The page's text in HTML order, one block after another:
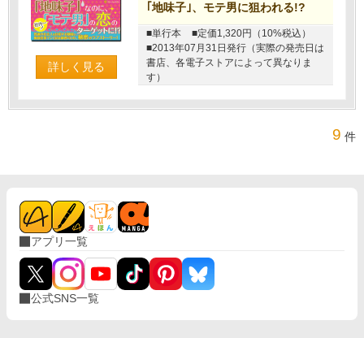
詳しく見る
｢地味子｣、モテ男に狙われる!?
■単行本
■定価1,320円（10%税込）
■2013年07月31日発行（実際の発売日は
書店、各電子ストアによって異なりま
す）
9 件
アプリ一覧
公式SNS一覧